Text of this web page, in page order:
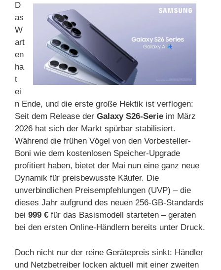
D
as
W
art
en
ha
t
ei
n Ende, und die erste große Hektik ist verflogen:
Seit dem Release der Galaxy S26-Serie im März
2026 hat sich der Markt spürbar stabilisiert.
Während die frühen Vögel von den Vorbesteller-
Boni wie dem kostenlosen Speicher-Upgrade
profitiert haben, bietet der Mai nun eine ganz neue
Dynamik für preisbewusste Käufer. Die
unverbindlichen Preisempfehlungen (UVP) – die
dieses Jahr aufgrund des neuen 256-GB-Standards
bei 999 € für das Basismodell starteten – geraten
bei den ersten Online-Händlern bereits unter Druck.
Doch nicht nur der reine Gerätepreis sinkt: Händler
und Netzbetreiber locken aktuell mit einer zweiten